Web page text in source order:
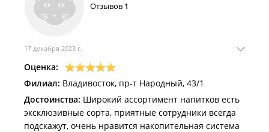
Отзывов 1
17 декабря 2023 г.
Оценка:
Филиал: Владивосток, пр-т Народный, 43/1
Достоинства: Широкий ассортимент напитков есть
эксклюзивные сорта, приятные сотрудники всегда
подскажут, очень нравится накопительная система